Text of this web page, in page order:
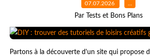
07.07.2026 …
Par Tests et Bons Plans
Partons à la découverte d'un site qui propose